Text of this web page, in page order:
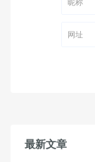
最新文章